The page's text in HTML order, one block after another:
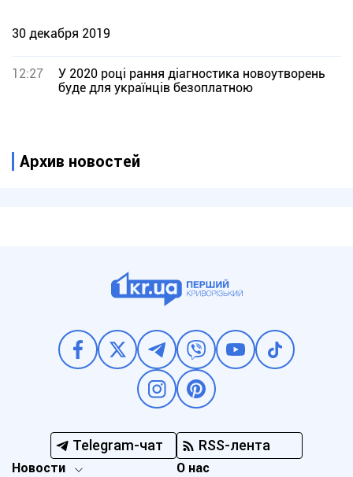
30 декабря 2019
12:27
У 2020 році рання діагностика новоутворень
буде для українців безоплатною
Архив новостей
Telegram-чат RSS-лента
Новости О нас